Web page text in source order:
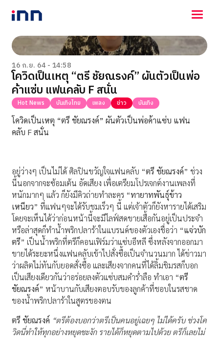
NEWS
ENTERTAINMENT
LIFESTYLE
HOROSCOPE
LOTTERY
VIDEO
ร่วมด้วยช่วยกัน
16 ก.ย. 64 - 14:58
โควิดเป็นเหตุ “ตรี ชัยณรงค์” ผันตัวเป็นพ่อ
ค้าแซ่บ แฟนคลับ F สนั่น
Hot News บันเทิงไทย เพลง ข่าว บันเทิง
โควิดเป็นเหตุ “ตรี ชัยณรงค์” ผันตัวเป็นพ่อค้าแซ่บ แฟน
คลับ Fสนั่น
อยู่ว่างๆ เป็นไม่ได้ ศิลปินขวัญใจแฟนคลับ “ตรี ชัยณรงค์” ช่วง
นี้นอกจากจะซ้อมเต้น อัดเสียง เพื่อเตรียมโปรเจกต์งานเพลงที่
หนักมากๆ แล้ว ก็ยังมีคิวถ่ายทำละคร “ทายาทพันธุ์ข้าว
เหนียว” ที่แฟนๆจะได้รับชมเร็วๆ นี้ แต่เจ้าตัวก็ยังหารายได้เสริม
โดยจะเห็นได้ว่าก่อนหน้านี้จะมีไลฟ์สดขายเสื้อกันอยู่เป็นประจำ
หรือล่าสุดก็ทำน้ำพริกปลาร้าในแบรนด์ของตัวเองชื่อว่า “แจ่วบัก
ตรี” เป็นน้ำพริกที่ตรีก็คอนเฟิร์มว่าแซ่บอีหลี ซึ่งหลังจากออกมา
ขายได้ระยะหนึ่งแฟนคลับเข้าไปสั่งซื้อเป็นจำนวนมาก ได้ข่าวมา
ว่าผลิตไม่ทันกับยอดสั่งซื้อ และเสียงจากคนที่ได้ลิ้มชิมรสก็บอก
เป็นเสียงเดียวกันว่าอร่อยลงตัวแซ่บสมคำร่ำลือ ทำเอา “ตรี
ชัยณรงค์” หน้าบานกับเสียงตอบรับของลูกค้าที่ชอบในรสชาด
ของน้ำพริกปลาร้าในสูตรของตน
ตรี ชัยณรงค์ “ตรีต้องบอกว่าตรีเป็นคนอยู่เฉยๆ ไม่ได้ครับ ช่วงโค
วิดนี่ทำให้ทุกอย่างหยุดชะงัก รายได้ก็หยุดตามไปด้วย ตรีก็เลยไม่